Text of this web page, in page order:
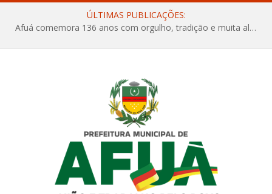
ÚLTIMAS PUBLICAÇÕES:
Afuá comemora 136 anos com orgulho, tradição e muita alegria na Quadra Dr. Nelson Salomão